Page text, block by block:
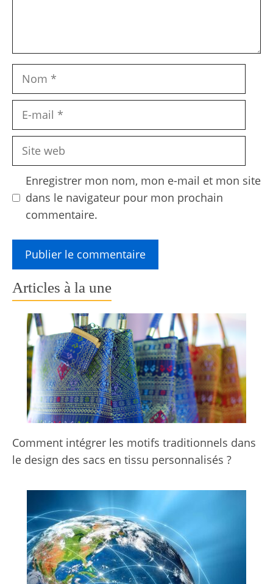
Nom
Site
Enregistrer mon nom, mon e-mail et mon site
dans le navigateur pour mon prochain
commentaire.
Articles à la une
Comment intégrer les motifs traditionnels dans
le design des sacs en tissu personnalisés ?